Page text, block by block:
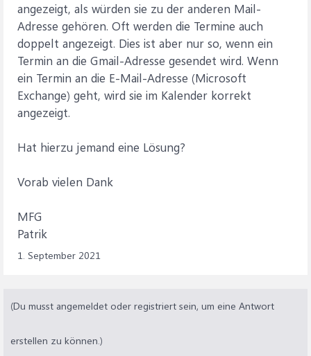
angezeigt, als würden sie zu der anderen Mail-
Adresse gehören. Oft werden die Termine auch
doppelt angezeigt. Dies ist aber nur so, wenn ein
Termin an die Gmail-Adresse gesendet wird. Wenn
ein Termin an die E-Mail-Adresse (Microsoft
Exchange) geht, wird sie im Kalender korrekt
angezeigt.
Hat hierzu jemand eine Lösung?
Vorab vielen Dank
MFG
Patrik
1. September 2021
(Du musst angemeldet oder registriert sein, um eine Antwort
erstellen zu können.)